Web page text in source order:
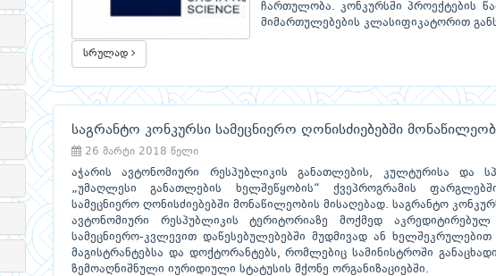
ჩართულობა. კონკურსში პროექტების
მიმართულებების კლასიფიკატორით
სრულად
საგრანტო კონკურსი სამეცნიერო ღონისძიებებში
26 მარტი 2018 წელი
აჭარის ავტონომიური რესპუბლიკის განათლების, კულტურისა და
„უმაღლესი განათლების ხელშეწყობის“ ქვეპროგრამის
სამეცნიერო ღონისძიებებში მონაწილეობის მისაღებად. საგრანტო
ავტონომიური რესპუბლიკის ტერიტორიაზე მოქმედ
სამეცნიერო-კვლევით დაწესებულებებში მუდმივად ან ხელშეკრულებით
მაგისტრანტებსა და დოქტორანტებს, რომლებიც სამინისტროში
ზემოაღნიშნული იურიდიული სტატუსის მქონე ორგანიზაციებში.